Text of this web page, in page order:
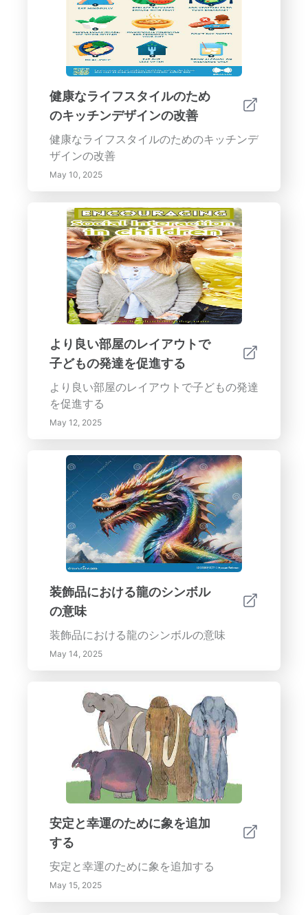
健康なライフスタイルのため
のキッチンデザインの改善
健康なライフスタイルのためのキッチンデ
ザインの改善
May 10, 2025
より良い部屋のレイアウトで
子どもの発達を促進する
より良い部屋のレイアウトで子どもの発達
を促進する
May 12, 2025
装飾品における龍のシンボル
の意味
装飾品における龍のシンボルの意味
May 14, 2025
安定と幸運のために象を追加
する
安定と幸運のために象を追加する
May 15, 2025